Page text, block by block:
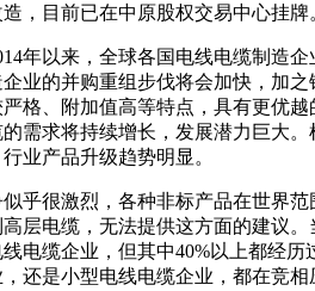
，目前已在中原股权交易中心挂牌
年以来，全球各国电线电缆制造
业的并购重组步伐将会加快，加
格、附加值高等特点，具有更优
需求将持续增长，发展潜力巨大
业产品升级趋势明显。
乎很激烈，各种非标产品在世界
层电缆，无法提供这方面的建议
电缆企业，但其中40%以上都经
还是小型电线电缆企业，都在竞